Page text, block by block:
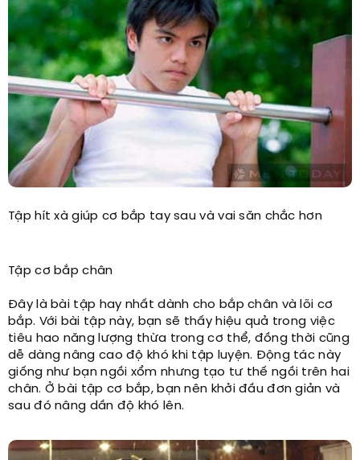
Tập hít xà giúp cơ bắp tay sau và vai săn chắc hơn
Tập cơ bắp chân
Đây là bài tập hay nhất dành cho bắp chân và lõi cơ
bắp. Với bài tập này, bạn sẽ thấy hiệu quả trong việc
tiêu hao năng lượng thừa trong cơ thể, đồng thời cũng
dễ dàng nâng cao độ khó khi tập luyện. Động tác này
giống như bạn ngồi xổm nhưng tạo tư thế ngồi trên hai
chân. Ở bài tập cơ bắp, bạn nên khởi đầu đơn giản và
sau đó nâng dần độ khó lên.